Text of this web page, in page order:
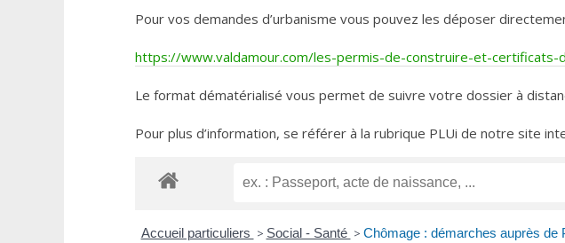
Pour vos demandes d’urbanisme vous pouvez les déposer
https://www.valdamour.com/les-permis-de-construire-et-certificats-
Le format dématérialisé vous permet de suivre votre dossier à
Pour plus d’information, se référer à la rubrique PLUi de notre site
Accueil particuliers > Social - Santé > Chômage : démarches auprès de